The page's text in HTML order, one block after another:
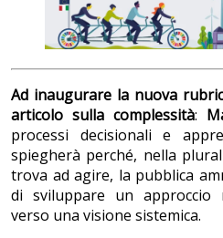
Ad inaugurare la nuova
articolo sulla complessità:
processi decisionali e
spiegherà perché, nella
trova ad agire, la pubblica
di sviluppare un approccio
verso una visione sistemica.